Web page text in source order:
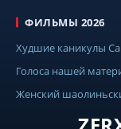
ФИЛЬМЫ 2026
Худшие каникулы
Голоса нашей
Женский